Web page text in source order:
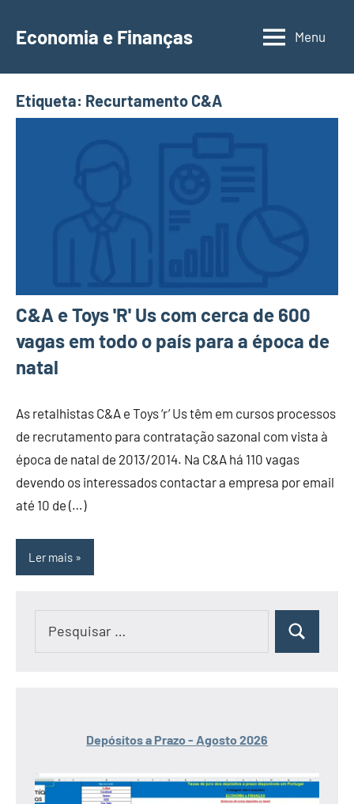
para
conteúdo
Economia e Finanças
Depósitos
IRS,
Finanças
Menu
Etiqueta: Recurtamento C&A
C&A e Toys 'R' Us com cerca de 600
vagas em todo o país para a época de
natal
As retalhistas C&A e Toys ‘r’ Us têm em cursos processos
de recrutamento para contratação sazonal com vista à
época de natal de 2013/2014. Na C&A há 110 vagas
devendo os interessados contactar a empresa por email
até 10 de (…)
Ler mais
Pesquisar
Depósitos a Prazo - Agosto 2026